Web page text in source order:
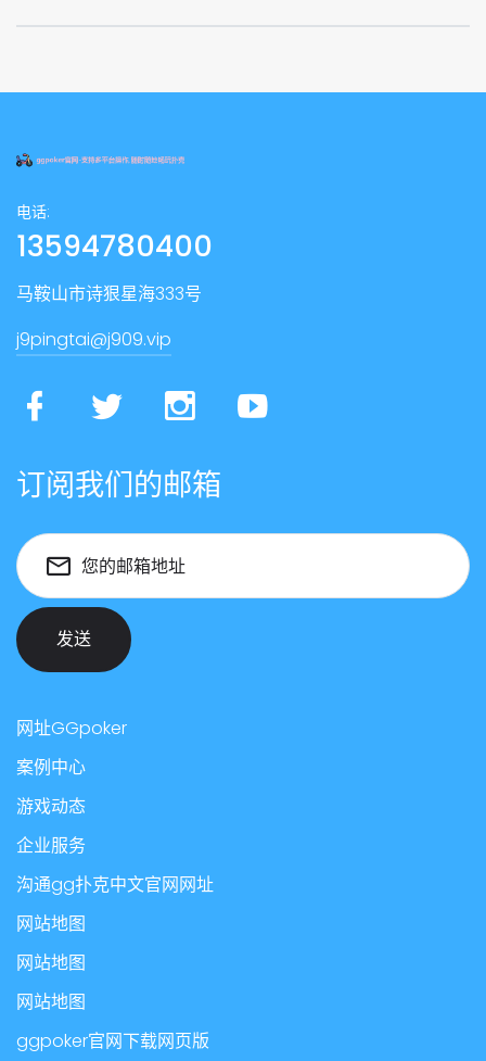
电话:
13594780400
马鞍山市诗狠星海333号
j9pingtai@j909.vip
订阅我们的邮箱
您的邮箱地址
发送
网址GGpoker
案例中心
游戏动态
企业服务
沟通gg扑克中文官网网址
网站地图
网站地图
网站地图
ggpoker官网下载网页版